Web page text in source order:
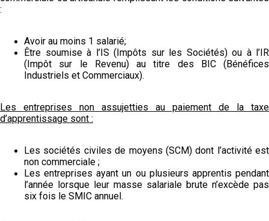
:
Avoir au moins 1 salarié;
Être soumise à l’IS (Impôts sur les Sociétés) ou à l’IR
(Impôt sur le Revenu) au titre des BIC (Bénéfices
Industriels et Commerciaux).
Les entreprises non assujetties au paiement de la taxe
d’apprentissage sont :
Les sociétés civiles de moyens (SCM) dont l’activité est
non commerciale ;
Les entreprises ayant un ou plusieurs apprentis pendant
l’année lorsque leur masse salariale brute n’excède pas
six fois le SMIC annuel.